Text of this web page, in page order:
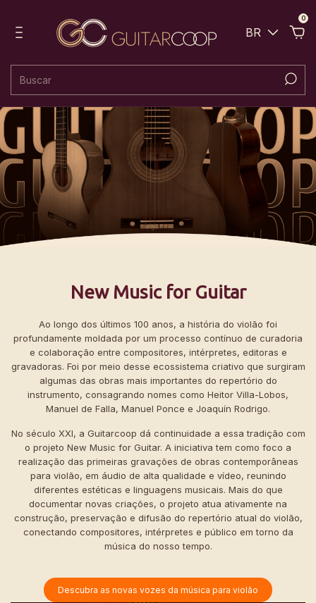
BR
0
New Music for Guitar
Ao longo dos últimos 100 anos, a história do violão foi
profundamente moldada por um processo contínuo de curadoria
e colaboração entre compositores, intérpretes, editoras e
gravadoras. Foi por meio desse ecossistema criativo que surgiram
algumas das obras mais importantes do repertório do
instrumento, consagrando nomes como Heitor Villa-Lobos,
Manuel de Falla, Manuel Ponce e Joaquín Rodrigo.
No século XXI, a Guitarcoop dá continuidade a essa tradição com
o projeto New Music for Guitar. A iniciativa tem como foco a
realização das primeiras gravações de obras contemporâneas
para violão, em áudio de alta qualidade e vídeo, reunindo
diferentes estéticas e linguagens musicais. Mais do que
documentar novas criações, o projeto atua ativamente na
construção, preservação e difusão do repertório atual do violão,
conectando compositores, intérpretes e público em torno da
música do nosso tempo.
Descubra as novas vozes da música para violão